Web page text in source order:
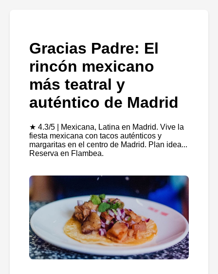
Gracias Padre: El
rincón mexicano
más teatral y
auténtico de Madrid
★ 4.3/5 | Mexicana, Latina en Madrid. Vive la
fiesta mexicana con tacos auténticos y
margaritas en el centro de Madrid. Plan idea...
Reserva en Flambea.